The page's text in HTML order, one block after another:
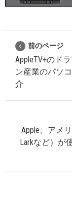
前のページ
AppleTV+のド
ン産業のパソ
介
Apple、アメリ
Larkなど）が